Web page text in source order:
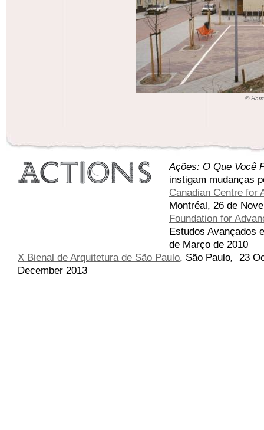
©
Ações: O Que Você
instigam mudanças
Canadian Centre for
Montréal, 26 de
Foundation for
Estudos Avançados
de Março de 2010
X Bienal de Arquitetura de São Paulo, São Paulo,
23
December 2013